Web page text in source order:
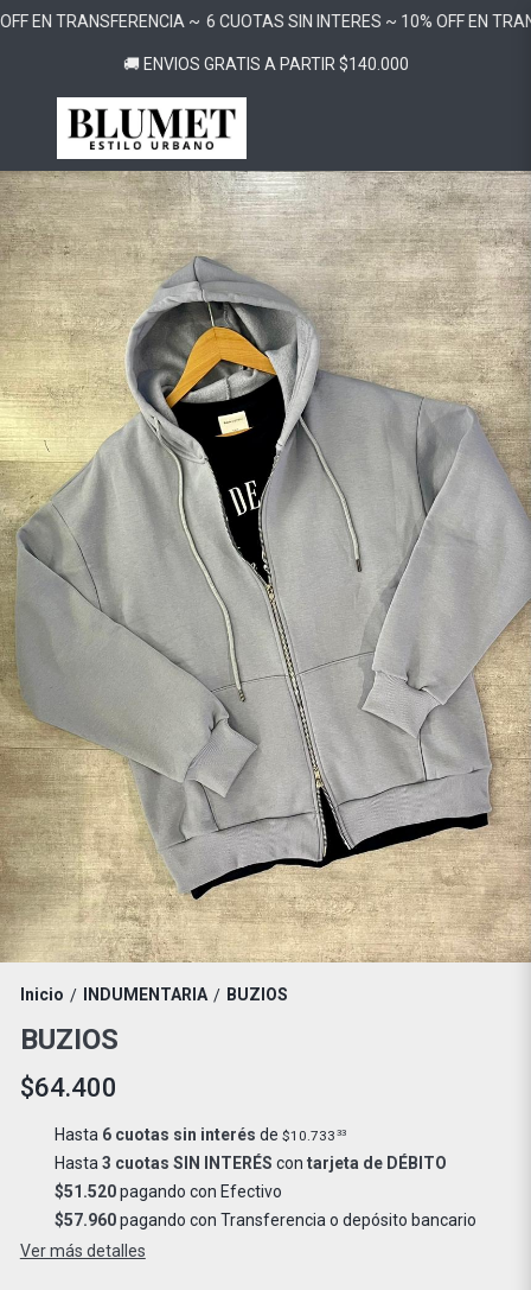
EN TRANSFERENCIA ~ 6 CUOTAS SIN INTERES ~ 10% OFF EN
🚚 ENVIOS GRATIS A PARTIR $140.000
Inicio / INDUMENTARIA / BUZIOS
BUZIOS
$64.400
Hasta 6 cuotas sin interés de $10.733 33
Hasta 3 cuotas SIN INTERÉS con tarjeta de DÉBITO
$51.520pagando con Efectivo
$57.960pagando con Transferencia o depósito bancario
Ver más detalles